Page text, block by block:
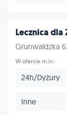
Lecznica dla
Grunwaldzka
W ofercie m.in.:
24h/Dyżury
Inne